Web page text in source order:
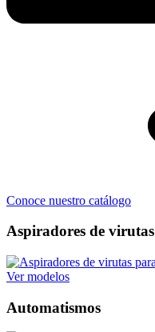
Conoce nuestro catálogo
Aspiradores de virutas
Ver modelos
Automatismos